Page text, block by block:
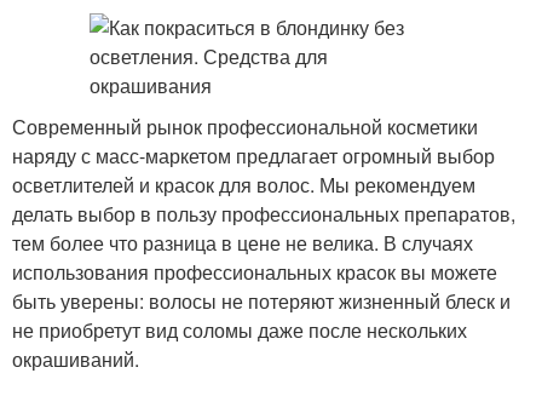
Современный рынок профессиональной косметики
наряду с масс-маркетом предлагает огромный выбор
осветлителей и красок для волос. Мы рекомендуем
делать выбор в пользу профессиональных препаратов,
тем более что разница в цене не велика. В случаях
использования профессиональных красок вы можете
быть уверены: волосы не потеряют жизненный блеск и
не приобретут вид соломы даже после нескольких
окрашиваний.